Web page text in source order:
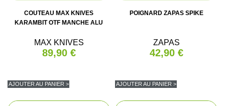
COUTEAU MAX KNIVES
KARAMBIT OTF MANCHE ALU
MAX KNIVES
89,90 €
AJOUTER AU PANIER >
POIGNARD ZAPAS SPIKE
ZAPAS
42,90 €
AJOUTER AU PANIER >